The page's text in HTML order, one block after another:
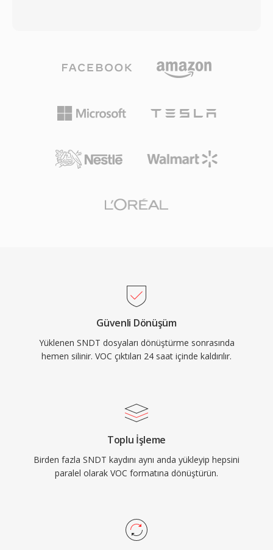
verimli şekilde çözülebiliyordu. SNDT dosyaları,
geliştiricilerin sınırlı Sound Blaster donanım
ihtiyaç duyduğu erken PC oyunları ve
SNDT, retro yazılım arşivlerinde varlığını
sürdürmekte ve modern formatlara
desteklenmektedir.
ve mü-law kodlu ses taşıyabilen türlendirilmiş
sessizlik aralıklarını, tekrar döngülerini ve
işaretçi noktalarını destekleyerek oyun
kontrol sağlar. Önemli bir avantajı donanım
doğrudan oynatabiliyordu ve işlemci
olarak kullanılmıştır. Windows ve WAV
formatının yükselişiyle VOC ana akım
kullanımdan düşmüş olsa da retro oyun
koruması ve eski PC ses arşivleriyle çalışan
herkes için önemini korumaktadır.
Güvenli Dönüşüm
Yüklenen SNDT dosyaları dönüştürme sonrasında
hemen silinir. VOC çıktıları 24 saat içinde kaldırılır.
Toplu İşleme
Birden fazla SNDT kaydını aynı anda yükleyip hepsini
paralel olarak VOC formatına dönüştürün.